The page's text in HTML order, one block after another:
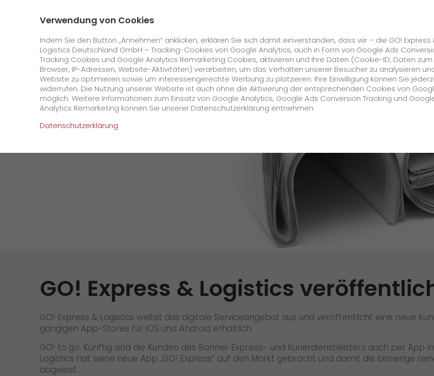
GO! Courier GO! Express GO! Solutions GO! Value Added Services
Online Services
GO! Kundenportal
GO! erhält Auszeichnung
„Höchste Kundenempfehlung“
>
Unternehmen
Daten & Fakten
Historie
Qualität
Zertifizierungen
Auszeichnungen
GO! Pressekontakt
>
Startseite Unternehmen Presse GO! Express & Logistics veröffentlicht neue App
GO! Express & Logistics
GO! Express & Logistics weitet das digitale Serviceangebot aus und veröffentlicht eine neue
gängigen App-Stores für iOS und Android erhältlich.
GO! to go. Künftig sind die Kunden des Bonner Express- und Kurierdienstleisters auch per App
Logistics hat seine neue App „GO! Express“ auf den Markt gebracht und damit die bisherige
abgelöst.
Verwendung von Cookies
Indem Sie den Button „Annehmen“ anklicken, erklären Sie sich damit einverstanden, dass wir – die GO! Express
Logistics Deutschland GmbH – Tracking-Cookies von Google Analytics, auch in Form von Google Ads
Tracking Cookies und Google Analytics Remarketing Cookies, aktivieren und Ihre Daten (Cookie-ID, Daten
Browser, IP-Adressen, Website-Aktivitäten) verarbeiten, um das Verhalten unserer Besucher zu analysieren
Website zu optimieren sowie um interessengerechte Werbung zu platzieren. Ihre Einwilligung können Sie
widerrufen. Die Nutzung unserer Website ist auch ohne die Aktivierung der entsprechenden Cookies von
möglich. Weitere Informationen zum Einsatz von Google Analytics, Google Ads Conversion Tracking und
Analytics Remarketing können Sie unserer Datenschutzerklärung entnehmen.
Datenschutzerklärung